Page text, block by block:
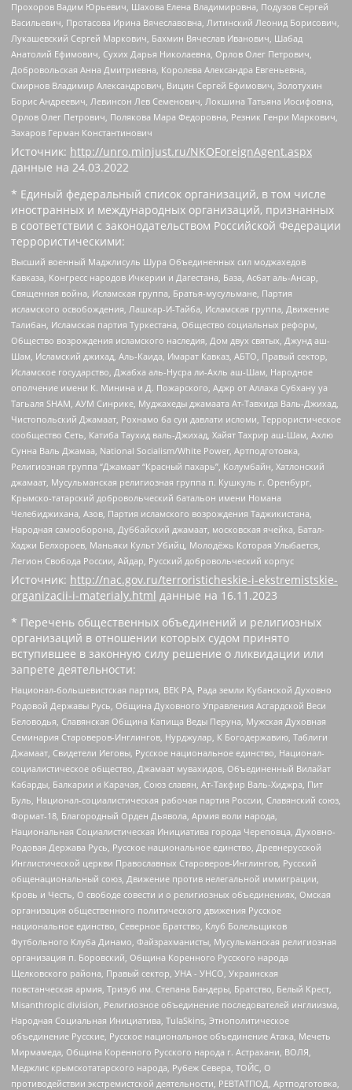
Прохоров Вадим Юрьевич, Шахова Елена Владимировна, Подузов Сергей
Васильевич, Протасова Ирина Вячеславовна, Литинский Леонид Борисович,
Лукашевский Сергей Маркович, Бахмин Вячеслав Иванович, Шабад
Анатолий Ефимович, Сухих Дарья Николаевна, Орлов Олег Петрович,
Добровольская Анна Дмитриевна, Королева Александра Евгеньевна,
Смирнов Владимир Александрович, Вицин Сергей Ефимович, Золотухин
Борис Андреевич, Левинсон Лев Семенович, Локшина Татьяна Иосифовна,
Орлов Олег Петрович, Полякова Мара Федоровна, Резник Генри Маркович,
Захаров Герман Константинович
Источник: http://unro.minjust.ru/NKOForeignAgent.aspx
данные на 24.03.2022
* Единый федеральный список организаций, в том числе
иностранных и международных организаций, признанных
в соответствии с законодательством Российской Федерации
террористическими:
Высший военный Маджлисуль Шура Объединенных сил моджахедов
Кавказа, Конгресс народов Ичкерии и Дагестана, База, Асбат аль-Ансар,
Священная война, Исламская группа, Братья-мусульмане, Партия
исламского освобождения, Лашкар-И-Тайба, Исламская группа, Движение
Талибан, Исламская партия Туркестана, Общество социальных реформ,
Общество возрождения исламского наследия, Дом двух святых, Джунд аш-
Шам, Исламский джихад, Аль-Каида, Имарат Кавказ, АБТО, Правый сектор,
Исламское государство, Джабха аль-Нусра ли-Ахль аш-Шам, Народное
ополчение имени К. Минина и Д. Пожарского, Аджр от Аллаха Субхану уа
Тагьаля SHAM, АУМ Синрике, Муджахеды джамаата Ат-Тавхида Валь-Джихад,
Чистопольский Джамаат, Рохнамо ба суи давлати исломи, Террористическое
сообщество Сеть, Катиба Таухид валь-Джихад, Хайят Тахрир аш-Шам, Ахлю
Сунна Валь Джамаа, National Socialism/White Power, Артподготовка,
Религиозная группа “Джамаат “Красный пахарь”, Колумбайн, Хатлонский
джамаат, Мусульманская религиозная группа п. Кушкуль г. Оренбург,
Крымско-татарский добровольческий батальон имени Номана
Челебиджихана, Азов, Партия исламского возрождения Таджикистана,
Народная самооборона, Дуббайский джамаат, московская ячейка, Батал-
Хаджи Белхороев, Маньяки Культ Убийц, Молодёжь Которая Улыбается,
Легион Свобода России, Айдар, Русский добровольческий корпус
Источник: http://nac.gov.ru/terroristicheskie-i-ekstremistskie-
organizacii-i-materialy.html данные на 16.11.2023
* Перечень общественных объединений и религиозных
организаций в отношении которых судом принято
вступившее в законную силу решение о ликвидации или
запрете деятельности:
Национал-большевистская партия, ВЕК РА, Рада земли Кубанской Духовно
Родовой Державы Русь, Община Духовного Управления Асгардской Веси
Беловодья, Славянская Община Капища Веды Перуна, Мужская Духовная
Семинария Староверов-Инглингов, Нурджулар, К Богодержавию, Таблиги
Джамаат, Свидетели Иеговы, Русское национальное единство, Национал-
социалистическое общество, Джамаат мувахидов, Объединенный Вилайат
Кабарды, Балкарии и Карачая, Союз славян, Ат-Такфир Валь-Хиджра, Пит
Буль, Национал-социалистическая рабочая партия России, Славянский союз,
Формат-18, Благородный Орден Дьявола, Армия воли народа,
Национальная Социалистическая Инициатива города Череповца, Духовно-
Родовая Держава Русь, Русское национальное единство, Древнерусской
Инглистической церкви Православных Староверов-Инглингов, Русский
общенациональный союз, Движение против нелегальной иммиграции,
Кровь и Честь, О свободе совести и о религиозных объединениях, Омская
организация общественного политического движения Русское
национальное единство, Северное Братство, Клуб Болельщиков
Футбольного Клуба Динамо, Файзрахманисты, Мусульманская религиозная
организация п. Боровский, Община Коренного Русского народа
Щелковского района, Правый сектор, УНА - УНСО, Украинская
повстанческая армия, Тризуб им. Степана Бандеры, Братство, Белый Крест,
Misanthropic division, Религиозное объединение последователей инглиизма,
Народная Социальная Инициатива, TulaSkins, Этнополитическое
объединение Русские, Русское национальное объединение Атака, Мечеть
Мирмамеда, Община Коренного Русского народа г. Астрахани, ВОЛЯ,
Меджлис крымскотатарского народа, Рубеж Севера, ТОЙС, О
противодействии экстремистской деятельности, РЕВТАТПОД, Артподготовка,